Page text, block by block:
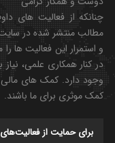
چنانکه از فعالیت های
مطالب منتشر شده در سایت
و استمرار این فعالیت ها
در کنار همکاری علمی،
وجود دارد. کمک های مالی
کمک موثری برای ما باشند.
برای حمایت از